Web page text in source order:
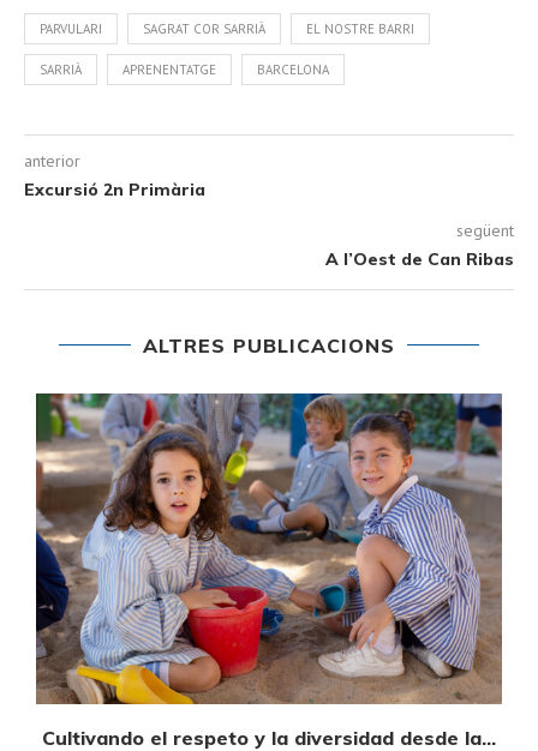
PARVULARI SAGRAT COR SARRIÀ EL NOSTRE BARRI
SARRIÀ APRENENTATGE BARCELONA
anterior
Excursió 2n Primària
següent
A l’Oest de Can Ribas
ALTRES PUBLICACIONS
Cultivando el respeto y la diversidad desde la...